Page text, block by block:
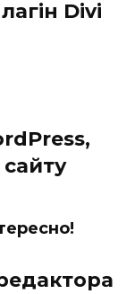
Divi